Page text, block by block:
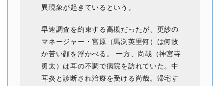
異現象が起きているという。
早速調査を約束する高槻だったが、更紗の
マネージャー・宮原（馬渕英里何）は何故
か苦い顔を浮かべる。 一方、尚哉（神宮寺
勇太）は耳の不調で病院を訪れていた。中
耳炎と診断され治療を受ける尚哉。帰宅す